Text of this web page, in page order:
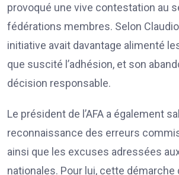
provoqué une vive contestation au
fédérations membres. Selon
initiative avait davantage alimenté
que suscité l’adhésion, et son
décision responsable.
Le président de l’AFA a également
reconnaissance des erreurs
ainsi que les excuses adressées
nationales. Pour lui, cette démarche